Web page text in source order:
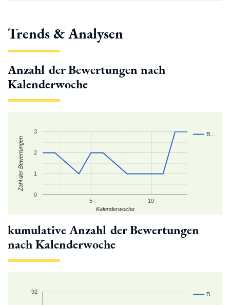
Trends & Analysen
Anzahl der Bewertungen nach
Kalenderwoche
B…
5 10
0
1
2
3
Kalenderwoche
Zahl der Bewertungen
kumulative Anzahl der Bewertungen
nach Kalenderwoche
B…
92